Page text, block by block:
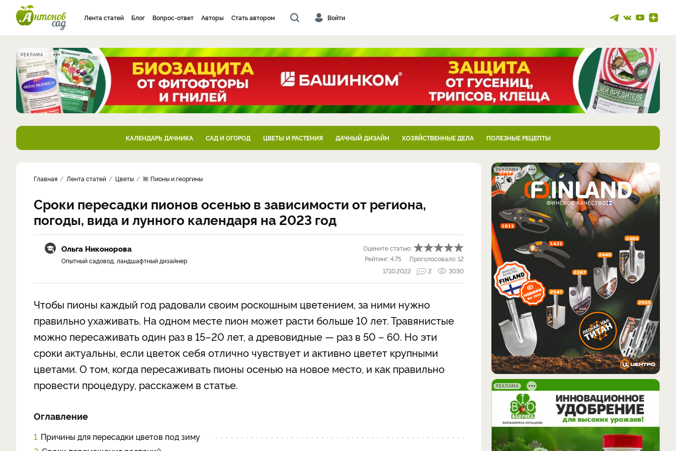
Лента статей Блог Вопрос-ответ Авторы Стать автором Войти
РЕКЛАМА
КАЛЕНДАРЬ ДАЧНИКА САД И ОГОРОД ЦВЕТЫ И РАСТЕНИЯ ДАЧНЫЙ ДИЗАЙН ХОЗЯЙСТВЕННЫЕ ДЕЛА ПОЛЕЗНЫЕ РЕЦЕПТЫ
Главная Лента статей Цветы 🌺 Пионы и георгины
Сроки пересадки пионов осенью в зависимости от региона,
погоды, вида и лунного календаря на 2023 год
Ольга Никонорова
Опытный садовод, ландшафтный дизайнер
Оцените статью:
Рейтинг:4.75 Проголосовало:12
17.10.2022
2 3030
Чтобы пионы каждый год радовали своим роскошным цветением, за ними нужно
правильно ухаживать. На одном месте пион может расти больше 10 лет. Травянистые
можно пересаживать один раз в 15–20 лет, а древовидные — раз в 50 – 60. Но эти
сроки актуальны, если цветок себя отлично чувствует и активно цветет крупными
цветами. О том, когда пересаживать пионы осенью на новое место, и как правильно
провести процедуру, расскажем в статье.
Оглавление
1. Причины для пересадки цветов под зиму
РЕКЛАМА
РЕКЛАМА